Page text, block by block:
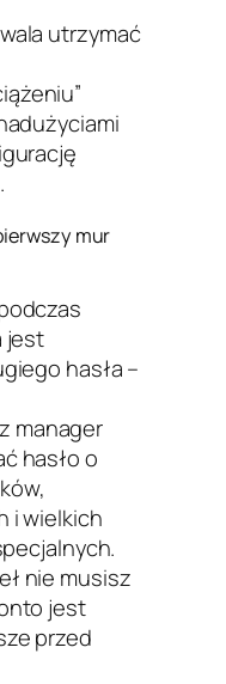
utrzymać
mur
jest
hasła –
manager
hasło o
i wielkich
nie musisz
jest
przed